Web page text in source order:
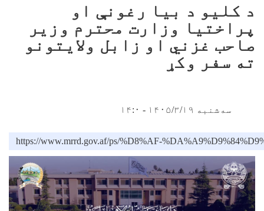
د کليو د بيا رغونې او
پراختيا وزارت محترم وزیر
صاحب غزني او زابل ولایتونو
ته سفر وکړ
سه‌شنبه ۱۴۰۵/۳/۱۹ - ۱۴:۰
https://www.mrrd.gov.af/ps/%D8%AF-